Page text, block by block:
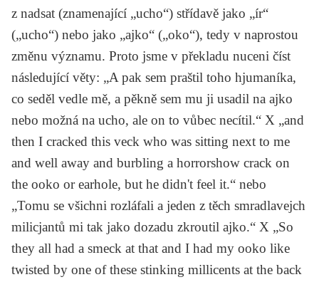
z nadsat (znamenající „ucho“) střídavě jako „ír“
(„ucho“) nebo jako „ajko“ („oko“), tedy v naprostou
změnu významu. Proto jsme v překladu nuceni číst
následující věty: „A pak sem praštil toho hjumaníka,
co seděl vedle mě, a pěkně sem mu ji usadil na ajko
nebo možná na ucho, ale on to vůbec necítil.“ X „and
then I cracked this veck who was sitting next to me
and well away and burbling a horrorshow crack on
the ooko or earhole, but he didn't feel it.“ nebo
„Tomu se všichni rozláfali a jeden z těch smradlavejch
milicjantů mi tak jako dozadu zkroutil ajko.“ X „So
they all had a smeck at that and I had my ooko like
twisted by one of these stinking millicents at the back